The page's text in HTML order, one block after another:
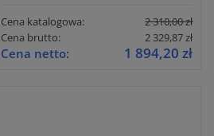
Cena katalogowa:
2 310,00 zł
Cena brutto:
2 329,87 zł
Cena netto: 1 894,20 zł